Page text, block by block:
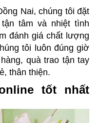
Nai, chúng tôi đặt
tâm và nhiệt tình
đánh giá chất lượng
tôi luôn đúng giờ
quà trao tận tay
thân thiện.
tốt nhất